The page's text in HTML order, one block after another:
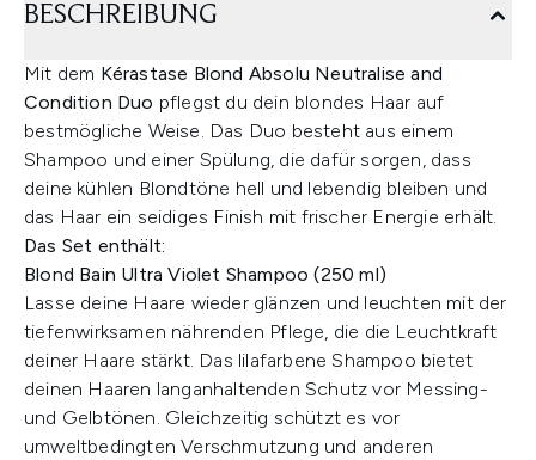
BESCHREIBUNG
Mit dem Kérastase Blond Absolu Neutralise and
Condition Duo pflegst du dein blondes Haar auf
bestmögliche Weise. Das Duo besteht aus einem
Shampoo und einer Spülung, die dafür sorgen, dass
deine kühlen Blondtöne hell und lebendig bleiben und
das Haar ein seidiges Finish mit frischer Energie erhält.
Das Set enthält:
Blond Bain Ultra Violet Shampoo (250 ml)
Lasse deine Haare wieder glänzen und leuchten mit der
tiefenwirksamen nährenden Pflege, die die Leuchtkraft
deiner Haare stärkt. Das lilafarbene Shampoo bietet
deinen Haaren langanhaltenden Schutz vor Messing-
und Gelbtönen. Gleichzeitig schützt es vor
umweltbedingten Verschmutzung und anderen